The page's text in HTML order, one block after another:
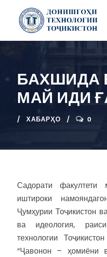
БАХШИДА
МАЙ ИДИ
ХАБАРҲО 0
Садорати факултети
иштироки
Ҷумҳурии Тоҷикистон
ва идеология,
технологии
“Ҷавонон – ҳомиёни